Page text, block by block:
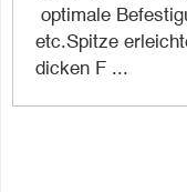
optimale
etc.Spitze
dicken F ...